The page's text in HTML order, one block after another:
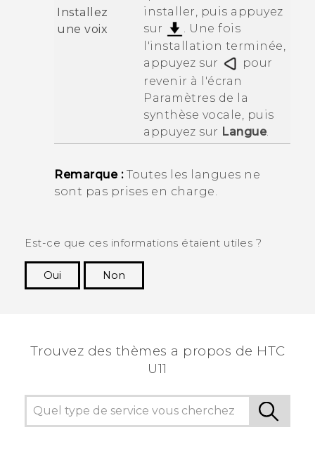
Installez
une voix
installer, puis appuyez
sur
. Une fois
l'installation terminée,
appuyez sur
pour
revenir à l'écran
Paramètres de la
synthèse vocale , puis
appuyez sur Langue.
Remarque :Toutes les langues ne
sont pas prises en charge.
Est-ce que ces informations étaient utiles ?
Oui
Non
Trouvez des thèmes a propos de HTC
U11